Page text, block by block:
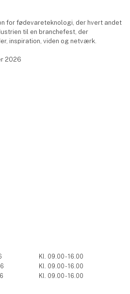
for fødevareteknologi, der hvert andet
til en branchefest, der
inspiration, viden og netværk.
2026
Kl. 09.00 - 16.00
Kl. 09.00 - 16.00
Kl. 09.00 - 16.00